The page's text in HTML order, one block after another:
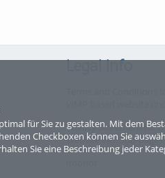
für Sie zu gestalten. Mit dem
Checkboxen können Sie
Sie eine Beschreibung jeder
Legal Info
Privacy Statement for
Website incl. Sub-pages